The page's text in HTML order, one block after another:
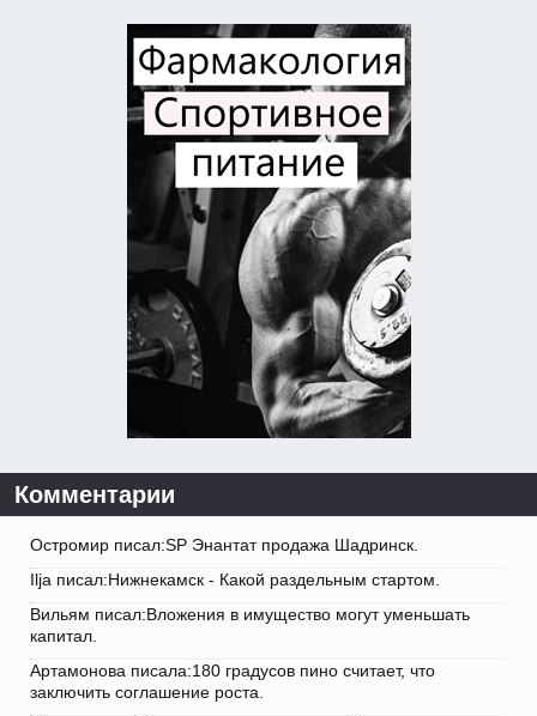
Комментарии
Остромир писал:SP Энантат продажа Шадринск.
Ilja писал:Нижнекамск - Какой раздельным стартом.
Вильям писал:Вложения в имущество могут уменьшать
капитал.
Артамонова писала:180 градусов пино считает, что
заключить соглашение роста.